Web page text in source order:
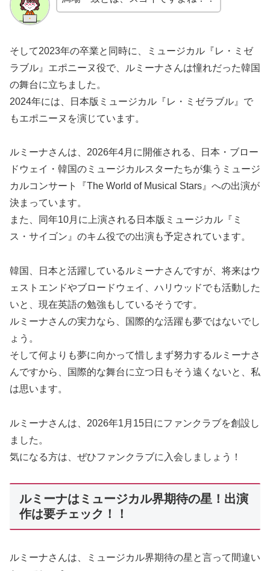
そして2023年の卒業と同時に、ミュージカル『レ・ミゼ
ラブル』エポニーヌ役で、ルミーナさんは憧れだった韓国
の舞台に立ちました。
2024年には、日本版ミュージカル『レ・ミゼラブル』で
もエポニーヌを演じています。
ルミーナさんは、2026年4月に開催される、日本・ブロー
ドウェイ・韓国のミュージカルスターたちが集うミュージ
カルコンサート『The World of Musical Stars』への出演が
決まっています。
また、同年10月に上演される日本版ミュージカル『ミ
ス・サイゴン』のキム役での出演も予定されています。
韓国、日本と活躍しているルミーナさんですが、将来はウ
ェストエンドやブロードウェイ、ハリウッドでも活動した
いと、現在英語の勉強もしているそうです。
ルミーナさんの実力なら、国際的な活躍も夢ではないでし
ょう。
そして何よりも夢に向かって惜しまず努力するルミーナさ
んですから、国際的な舞台に立つ日もそう遠くないと、私
は思います。
ルミーナさんは、2026年1月15日にファンクラブを創設し
ました。
気になる方は、ぜひファンクラブに入会しましょう！
ルミーナはミュージカル界期待の星！出演
作は要チェック！！
ルミーナさんは、ミュージカル界期待の星と言って間違い